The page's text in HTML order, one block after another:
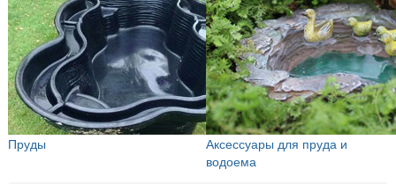
Пруды
Аксессуары для пруда и
водоема